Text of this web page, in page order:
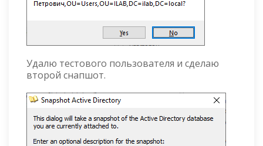
Удалю тестового пользователя и сделаю
второй снапшот.